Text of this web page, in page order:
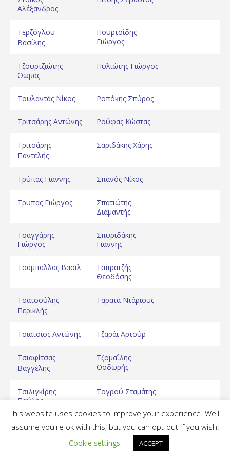
Αλέξανδρος
Τερζόγλου
Βασίλης
Πουρτσίδης
Γιώργος
Τζουρτζιώτης
Θωμάς
Πυλιώτης Γιώργος
Τουλαντάς Νίκος Ροπόκης Σπύρος
Τριτσάρης Αντώνης Ρούφας Κώστας
Τριτσάρης
Παντελής
Σαριδάκης Χάρης
Τρύπας Γιάννης Σπανός Νίκος
Τρυπας Γιώργος
Σπατιώτης
Διαμαντής
Τσαγγάρης
Γιώργος
Σπυριδάκης
Γιάννης
Τσάμπαλλας Βασιλ
Ταπρατζής
Θεοδόσης
Τσατσούλης
Περικλής
Ταρατά Ντάριους
Τσιάτσιος Αντώνης Τζαράι Αρτούρ
Τσιαφίτσας
Βαγγέλης
Τζομαΐλης
Θοδωρής
Τσιλιγκίρης
Παύλος
Τογρού Σταμάτης
Τσουκαλάς
Μαρίνος
Τριμάτης Θοδωρής
A.E. Δικαίου Basketball © 2020
This website uses cookies to improve your experience. We'll
assume you're ok with this, but you can opt-out if you wish.
Cookie settings ACCEPT